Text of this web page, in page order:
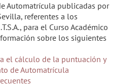
Automatrícula publicadas por
referentes a los
para el Curso Académico
sobre los siguientes
el cálculo de la puntuación y
de Automatrícula